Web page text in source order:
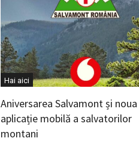
Hai aici
Aniversarea Salvamont și noua
aplicație mobilă a salvatorilor
montani